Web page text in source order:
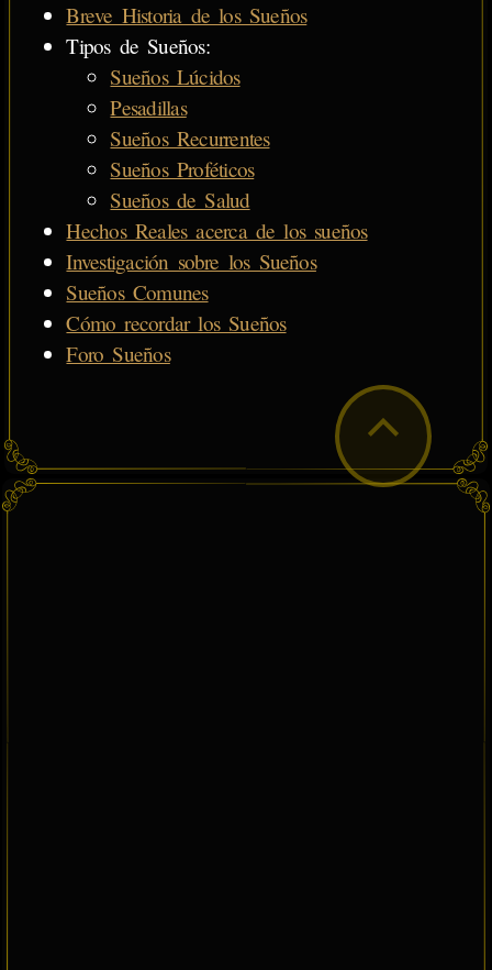
Breve Historia de los Sueños
Tipos de Sueños:
Sueños Lúcidos
Pesadillas
Sueños Recurrentes
Sueños Proféticos
Sueños de Salud
Hechos Reales acerca de los sueños
Investigación sobre los Sueños
Sueños Comunes
Cómo recordar los Sueños
Foro Sueños